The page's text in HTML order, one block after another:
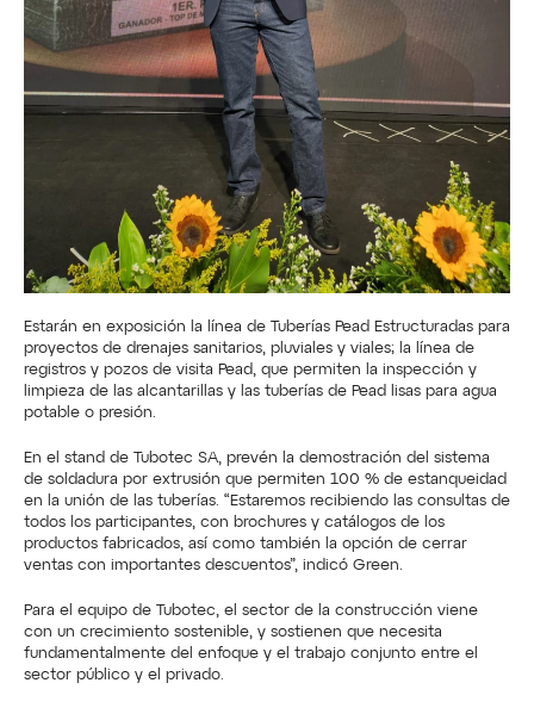
Estarán en exposición la línea de Tuberías Pead Estructuradas para
proyectos de drenajes sanitarios, pluviales y viales; la línea de
registros y pozos de visita Pead, que permiten la inspección y
limpieza de las alcantarillas y las tuberías de Pead lisas para agua
potable o presión.
En el stand de Tubotec SA, prevén la demostración del sistema
de soldadura por extrusión que permiten 100 % de estanqueidad
en la unión de las tuberías. “Estaremos recibiendo las consultas de
todos los participantes, con brochures y catálogos de los
productos fabricados, así como también la opción de cerrar
ventas con importantes descuentos”, indicó Green.
Para el equipo de Tubotec, el sector de la construcción viene
con un crecimiento sostenible, y sostienen que necesita
fundamentalmente del enfoque y el trabajo conjunto entre el
sector público y el privado.